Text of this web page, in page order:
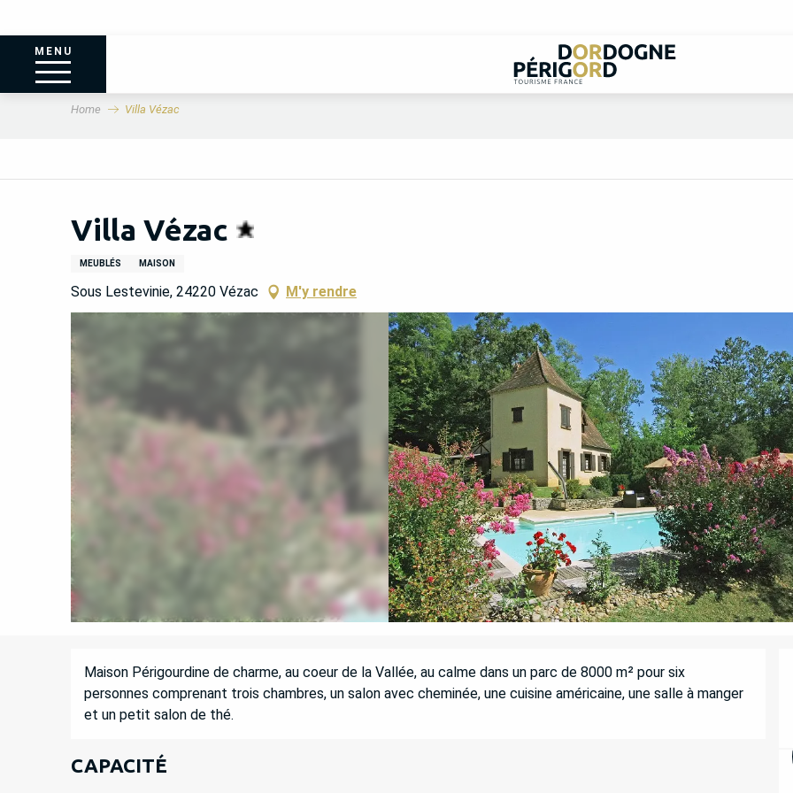
MENU
Home Villa Vézac
Villa Vézac
MEUBLÉS MAISON
Sous Lestevinie, 24220 Vézac M'y rendre
DESCRIPTION
Maison Périgourdine de charme, au coeur de la Vallée, au calme dans un parc de 8000 m² pour six
personnes comprenant trois chambres, un salon avec cheminée, une cuisine américaine, une salle à manger
et un petit salon de thé.
CAPACITÉ